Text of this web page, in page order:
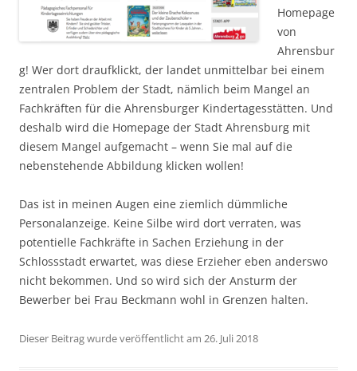
Homepage
von
Ahrensbur
g! Wer dort draufklickt, der landet unmittelbar bei einem
zentralen Problem der Stadt, nämlich beim Mangel an
Fachkräften für die Ahrensburger Kindertagesstätten. Und
deshalb wird die Homepage der Stadt Ahrensburg mit
diesem Mangel aufgemacht – wenn Sie mal auf die
nebenstehende Abbildung klicken wollen!
Das ist in meinen Augen eine ziemlich dümmliche
Personalanzeige. Keine Silbe wird dort verraten, was
potentielle Fachkräfte in Sachen Erziehung in der
Schlossstadt erwartet, was diese Erzieher eben anderswo
nicht bekommen. Und so wird sich der Ansturm der
Bewerber bei Frau Beckmann wohl in Grenzen halten.
Dieser Beitrag wurde veröffentlicht am 26. Juli 2018